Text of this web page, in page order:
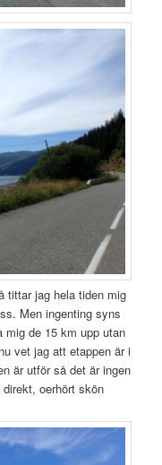
tittar jag hela tiden mig
Men ingenting syns
de 15 km upp utan
vet jag att etappen är i
är utför så det är ingen
oerhört skön